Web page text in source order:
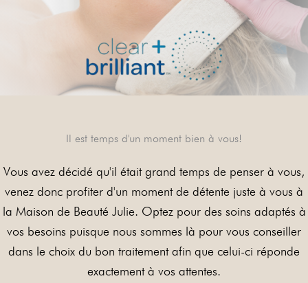
Il est temps d'un moment bien à vous!
Vous avez décidé qu'il était grand temps de penser à vous,
venez donc profiter d'un moment de détente juste à vous à
la Maison de Beauté Julie. Optez pour des soins adaptés à
vos besoins puisque nous sommes là pour vous conseiller
dans le choix du bon traitement afin que celui-ci réponde
exactement à vos attentes.